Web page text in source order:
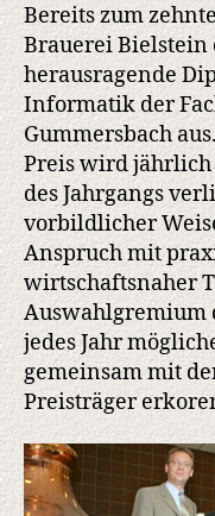
Bereits zum
Brauerei
herausragende
Informatik der
Gummersbach
Preis wird
des Jahrgangs
vorbildlicher
Anspruch mit
wirtschaftsnaher
Auswahlgremium
jedes Jahr
gemeinsam mit
Preisträger